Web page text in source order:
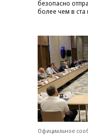
безопасно
более чем в ста
Официальное